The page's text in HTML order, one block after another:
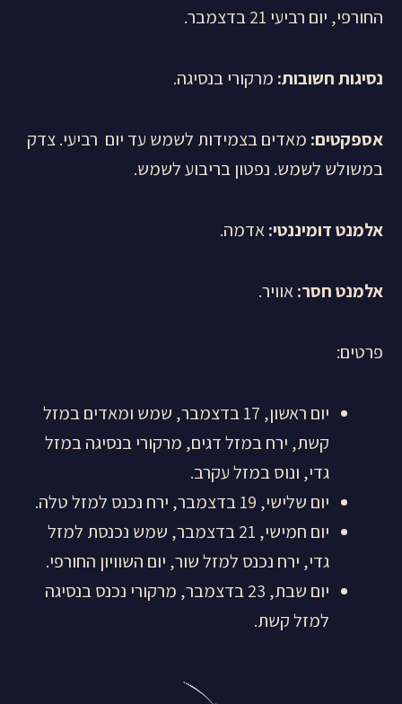
החורפי, יום רביעי 21 בדצמבר.
נסיגות חשובות: מרקורי בנסיגה.
אספקטים: מאדים בצמידות לשמש עד יום רביעי. צדק
במשולש לשמש. נפטון בריבוע לשמש.
אלמנט דומיננטי:אדמה.
אלמנט חסר:אוויר.
פרטים:
יום ראשון, 17 בדצמבר, שמש ומאדים במזל
קשת, ירח במזל דגים, מרקורי בנסיגה במזל
גדי, ונוס במזל עקרב.
יום שלישי, 19 בדצמבר, ירח נכנס למזל טלה.
יום חמישי, 21 בדצמבר, שמש נכנסת למזל
גדי, ירח נכנס למזל שור, יום השוויון החורפי.
יום שבת, 23 בדצמבר, מרקורי נכנס בנסיגה
למזל קשת.